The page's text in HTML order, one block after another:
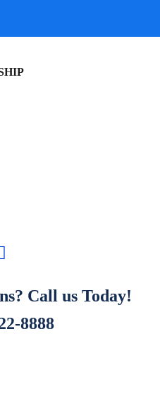
Call us Today!
8888